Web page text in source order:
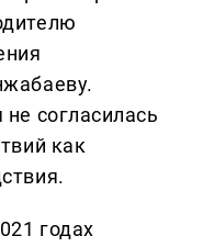
согласилась
как
годах